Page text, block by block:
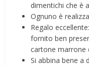
dimentichi che è
Ognuno è
Regalo
fornito ben
cartone marrone
Si abbina bene a